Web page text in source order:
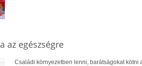
az egészségre
Családi környezetben lenni, barátságokat